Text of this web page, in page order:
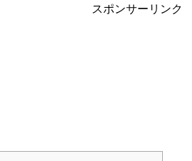
スポンサーリンク